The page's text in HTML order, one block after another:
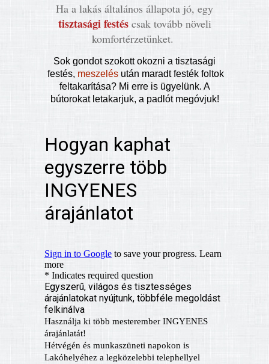
Ha a lakás általános állapota jó, egy
tisztasági festéscsak tovább növeli
komfortérzetünket.
Sok gondot szokott okozni a tisztasági
festés, meszelés után maradt festék foltok
feltakarítása? Mi erre is ügyelünk. A
bútorokat letakarjuk, a padlót megóvjuk!